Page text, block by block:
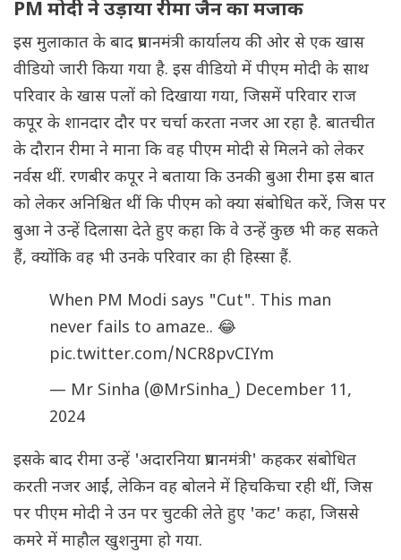
PM मोदी ने उड़ाया रीमा जैन का मजाक
इस मुलाकात के बाद प्रधानमंत्री कार्यालय की ओर से एक खास
वीडियो जारी किया गया है. इस वीडियो में पीएम मोदी के साथ
परिवार के खास पलों को दिखाया गया, जिसमें परिवार राज
कपूर के शानदार दौर पर चर्चा करता नजर आ रहा है. बातचीत
के दौरान रीमा ने माना कि वह पीएम मोदी से मिलने को लेकर
नर्वस थीं. रणबीर कपूर ने बताया कि उनकी बुआ रीमा इस बात
को लेकर अनिश्चित थीं कि पीएम को क्या संबोधित करें, जिस पर
बुआ ने उन्हें दिलासा देते हुए कहा कि वे उन्हें कुछ भी कह सकते
हैं, क्योंकि वह भी उनके परिवार का ही हिस्सा हैं.
When PM Modi says "Cut". This man
never fails to amaze.. 😂
pic.twitter.com/NCR8pvCIYm
— Mr Sinha (@MrSinha_) December 11,
2024
इसके बाद रीमा उन्हें 'अदारनिया प्रधानमंत्री' कहकर संबोधित
करती नजर आईं, लेकिन वह बोलने में हिचकिचा रही थीं, जिस
पर पीएम मोदी ने उन पर चुटकी लेते हुए 'कट' कहा, जिससे
कमरे में माहौल खुशनुमा हो गया.